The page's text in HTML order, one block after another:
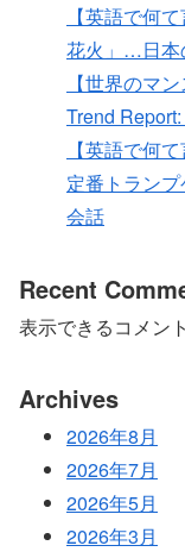
【英語で何
花火」…日本
【世界のマ
Trend
【英語で何
定番トラン
会話
Recent
表示できるコメン
Archives
2026年8月
2026年7月
2026年5月
2026年3月